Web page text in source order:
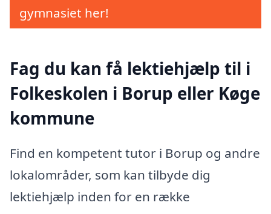
gymnasiet her!
Fag du kan få lektiehjælp til i
Folkeskolen i Borup eller Køge
kommune
Find en kompetent tutor i Borup og andre
lokalområder, som kan tilbyde dig
lektiehjælp inden for en række